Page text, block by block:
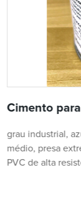
Cimento
grau industrial,
médio, presa
PVC de alta